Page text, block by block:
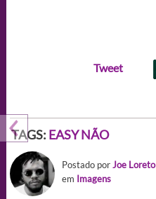
Tweet
TAGS: EASY NÃO
Postado porJoe Loreto
em Imagens